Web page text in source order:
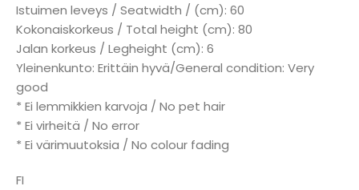
Istuimen leveys / Seatwidth / (cm): 60
Kokonaiskorkeus / Total height (cm): 80
Jalan korkeus / Legheight (cm): 6
Yleinenkunto: Erittäin hyvä/General condition: Very
good
* Ei lemmikkien karvoja / No pet hair
* Ei virheitä / No error
* Ei värimuutoksia / No colour fading
FI